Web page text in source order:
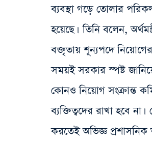
ব্যবস্থা গড়ে তোলার
হয়েছে। তিনি বলেন,
বক্তৃতায় শূন্যপদে
সময়ই সরকার স্পষ্ট
কোনও নিয়োগ সংক্রান্ত
ব্যক্তিত্বদের রাখা হবে
করতেই অভিজ্ঞ প্রশাসনিক